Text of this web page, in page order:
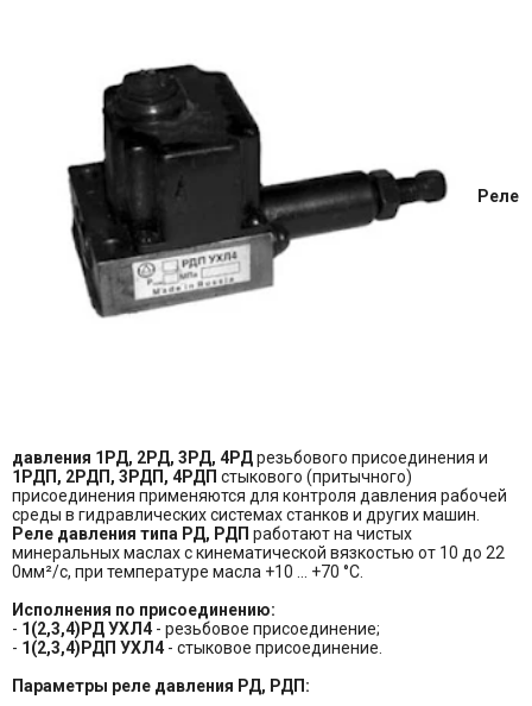
Реле
давления 1РД, 2РД, 3РД, 4РДрезьбового присоединения и
1РДП, 2РДП, 3РДП, 4РДП стыкового (притычного)
присоединения применяются для контроля давления рабочей
среды в гидравлических системах станков и других машин.
Реле давления типа РД, РДП работают на чистых
минеральных маслах с кинематической вязкостью от 10 до 22
0мм²/с, при температуре масла +10 ... +70 °С.
Исполнения по присоединению:
- 1(2,3,4)РД УХЛ4 - резьбовое присоединение;
- 1(2,3,4)РДП УХЛ4 - стыковое присоединение.
Параметры реле давления РД, РДП: